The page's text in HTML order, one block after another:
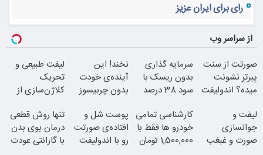
رای برای ایران عزیز
از سراسر وب
صورتت از سنت
پیرتر نشونت
میده؟ اندولیفت
سرمایه گذاری
بدون ریسک با
سود 38 درصد
نخند! این
آینده‌ی خودت
بدون چربیسوز
نشده سفارش
بده)
لیفت طبیعی و
تحریک
کلاژن‌سازی از
24ماه ماندگاری
لیفت و
جوانسازی
صورت و غبغب
کارشناسی تمامی
خودرو ها فقط با
1,500,000 تومان
پوست شل و
افتاده‌ی صورتت
رو با اندولیفت
تنها روش قطعی
درمان بوی بدن
با گارانتی عودت